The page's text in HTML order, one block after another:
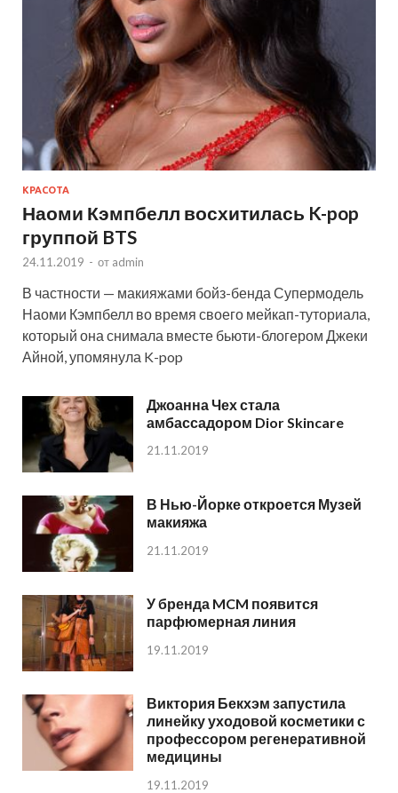
КРАСОТА
Наоми Кэмпбелл восхитилась K-pop
группой BTS
24.11.2019 - от admin
В частности — макияжами бойз-бенда Супермодель
Наоми Кэмпбелл во время своего мейкап-туториала,
который она снимала вместе бьюти-блогером Джеки
Айной, упомянула K-pop
Джоанна Чех стала
амбассадором Dior Skincare
21.11.2019
В Нью-Йорке откроется Музей
макияжа
21.11.2019
У бренда MCM появится
парфюмерная линия
19.11.2019
Виктория Бекхэм запустила
линейку уходовой косметики с
профессором регенеративной
медицины
19.11.2019